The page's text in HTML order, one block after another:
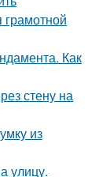
Как
стену на
из
улицу.